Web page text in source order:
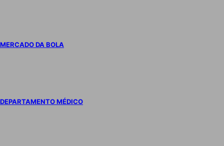
MERCADO DA BOLA
DEPARTAMENTO MÉDICO